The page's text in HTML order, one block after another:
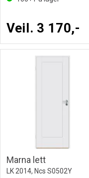
Veil. 3 170,-
Marna lett
LK 2014, Ncs S0502Y